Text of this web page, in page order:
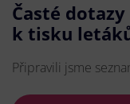
Časté dotazy
k tisku
Připravili jsme